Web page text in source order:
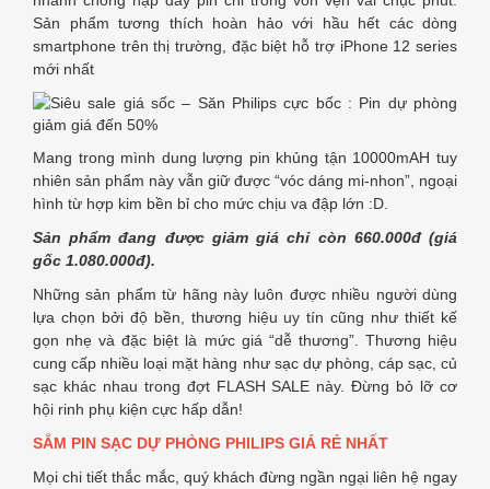
Sản phẩm tương thích hoàn hảo với hầu hết các dòng
smartphone trên thị trường, đặc biệt hỗ trợ iPhone 12 series
mới nhất
Mang trong mình dung lượng pin khủng tận 10000mAH tuy
nhiên sản phẩm này vẫn giữ được “vóc dáng mi-nhon”, ngoại
hình từ hợp kim bền bỉ cho mức chịu va đập lớn :D.
Sản phẩm đang được giảm giá chỉ còn 660.000đ (giá
gốc 1.080.000đ).
Những sản phẩm từ hãng này luôn được nhiều người dùng
lựa chọn bởi độ bền, thương hiệu uy tín cũng như thiết kế
gọn nhẹ và đặc biệt là mức giá “dễ thương”. Thương hiệu
cung cấp nhiều loại mặt hàng như sạc dự phòng, cáp sạc, củ
sạc khác nhau trong đợt FLASH SALE này. Đừng bỏ lỡ cơ
hội rinh phụ kiện cực hấp dẫn!
SẮM PIN SẠC DỰ PHÒNG PHILIPS GIÁ RẺ NHẤT
Mọi chi tiết thắc mắc, quý khách đừng ngần ngại liên hệ ngay